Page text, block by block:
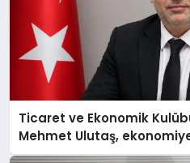
Ticaret ve Ekonomik
Mehmet Ulutaş,
açıklamada şunları